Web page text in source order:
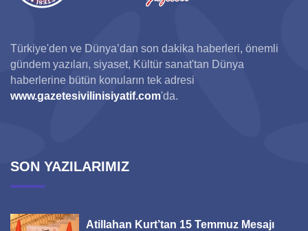
Türkiye'den ve Dünya’dan son dakika haberleri, önemli
gündem yazıları, siyaset, Kültür sanat'tan Dünya
haberlerine bütün konuların tek adresi
www.gazetesivilinisiyatif.com'da.
SON YAZILARIMIZ
Atillahan Kurt’tan 15 Temmuz Mesajı